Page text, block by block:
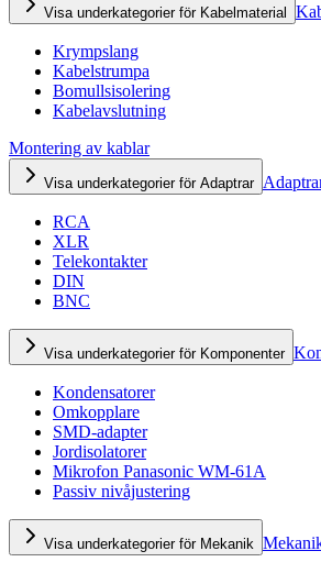
Visa underkategorier för Kabelmaterial
Krympslang
Kabelstrumpa
Bomullsisolering
Kabelavslutning
Montering av kablar
Visa underkategorier för Adaptrar
RCA
XLR
Telekontakter
DIN
BNC
Visa underkategorier för Komponenter
Kondensatorer
Omkopplare
SMD-adapter
Jordisolatorer
Mikrofon Panasonic WM-61A
Passiv nivåjustering
Visa underkategorier för Mekanik